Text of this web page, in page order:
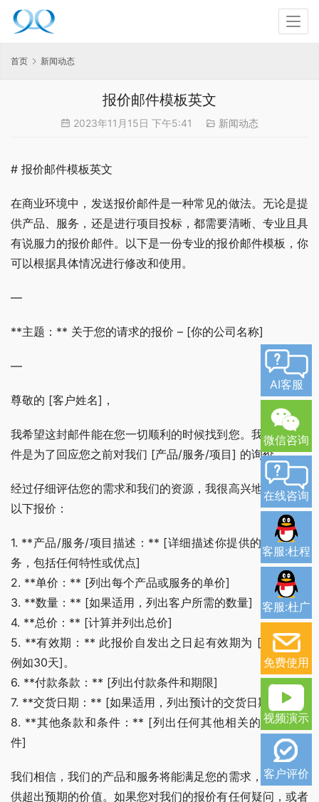
首页 新闻动态
报价邮件模板英文
2023年11月15日 下午5:41 新闻动态
# 报价邮件模板英文
在商业环境中，发送报价邮件是一种常见的做法。无论是提
供产品、服务，还是进行项目投标，都需要清晰、专业且具
有说服力的报价邮件。以下是一份专业的报价邮件模板，你
可以根据具体情况进行修改和使用。
—
**主题：** 关于您的请求的报价 – [你的公司名称]
—
尊敬的 [客户姓名]，
我希望这封邮件能在您一切顺利的时候找到您。我写这封邮
件是为了回应您之前对我们 [产品/服务/项目] 的询价。
经过仔细评估您的需求和我们的资源，我很高兴地向您提供
以下报价：
1. **产品/服务/项目描述：** [详细描述你提供的产品或服
务，包括任何特性或优点]
2. **单价：** [列出每个产品或服务的单价]
3. **数量：** [如果适用，列出客户所需的数量]
4. **总价：** [计算并列出总价]
5. **有效期：** 此报价自发出之日起有效期为 [有效期，
例如30天]。
6. **付款条款：** [列出付款条件和期限]
7. **交货日期：** [如果适用，列出预计的交货日期]
8. **其他条款和条件：** [列出任何其他相关的条款和条
件]
我们相信，我们的产品和服务将能满足您的需求，并为您提
供超出预期的价值。如果您对我们的报价有任何疑问，或者
AI客服
微信咨询
在线咨询
客服:杜程
客服:杜广
免费使用
视频演示
客户评价